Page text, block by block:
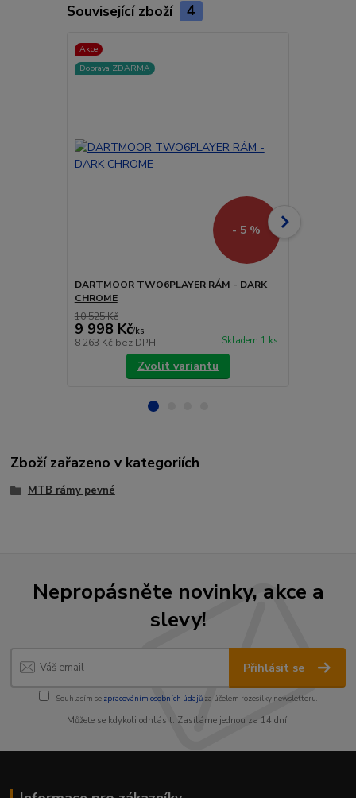
Související zboží 4
Akce
Doprava ZDARMA
- 5 %
DARTMOOR TWO6PLAYER RÁM - DARK
CHROME
10 525 Kč
9 998 Kč/ks
8 263 Kč bez DPH Skladem 1 ks
Zvolit variantu
Zboží zařazeno v kategoriích
MTB rámy pevné
Nepropásněte novinky, akce a
slevy!
Přihlásit se
Souhlasím se zpracováním osobních údajůza účelem rozesílky newsletteru.
Můžete se kdykoli odhlásit. Zasíláme jednou za 14 dní.